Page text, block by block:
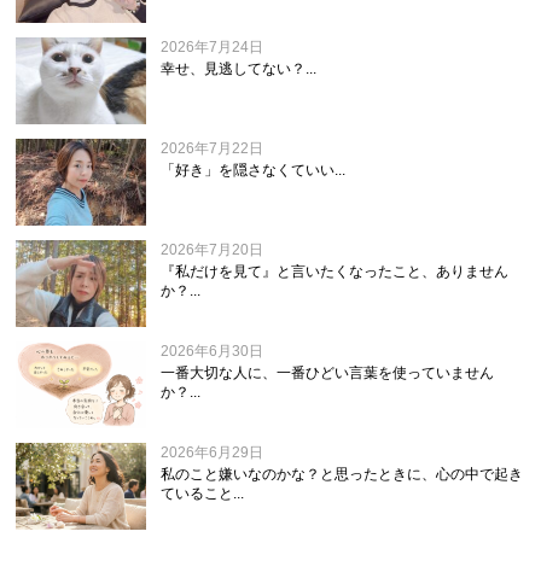
2026年7月24日
幸せ、見逃してない？...
2026年7月22日
「好き」を隠さなくていい...
2026年7月20日
『私だけを見て』と言いたくなったこと、ありません
か？...
2026年6月30日
一番大切な人に、一番ひどい言葉を使っていません
か？...
2026年6月29日
私のこと嫌いなのかな？と思ったときに、心の中で起き
ていること...